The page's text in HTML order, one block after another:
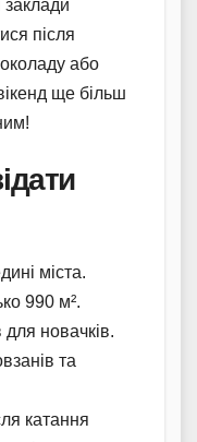
після
або
ще більш
міста.
990 м².
для новачків.
та
катання